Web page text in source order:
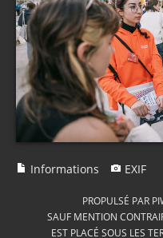
Informations EXIF
PROPULSÉ PAR
SAUF MENTION
EST PLACÉ SOUS LES